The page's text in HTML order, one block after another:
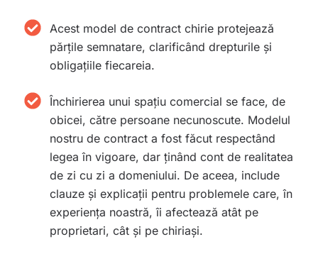
Acest model de contract chirie protejează
părțile semnatare, clarificând drepturile și
obligațiile fiecareia.
Închirierea unui spațiu comercial se face, de
obicei, către persoane necunoscute. Modelul
nostru de contract a fost făcut respectând
legea în vigoare, dar ținând cont de realitatea
de zi cu zi a domeniului. De aceea, include
clauze și explicații pentru problemele care, în
experiența noastră, îi afectează atât pe
proprietari, cât și pe chiriași.